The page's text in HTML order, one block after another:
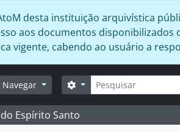
desta instituição arquivística
aos documentos
vigente, cabendo ao usuário a
Navegar Buscar
Opções de busca
Espírito Santo